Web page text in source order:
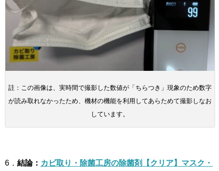
註：この画像は、実時間で撮影した数値が「ちらつき」現象のため数字
が読み取れなかったため、機材の機能を利用してあらためて撮影しなお
しています。
6． 結論： カビ取り・除菌工房の除菌剤【クリア】マスク・